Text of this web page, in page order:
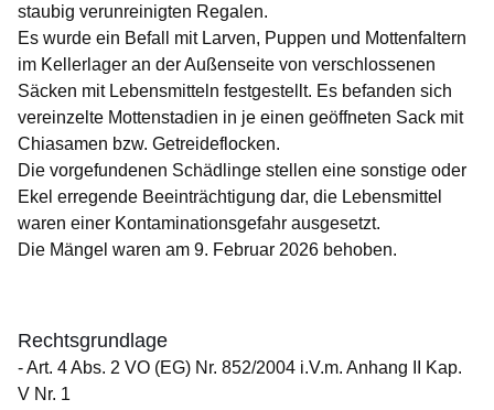
staubig verunreinigten Regalen.
Es wurde ein Befall mit Larven, Puppen und Mottenfaltern
im Kellerlager an der Außenseite von verschlossenen
Säcken mit Lebensmitteln festgestellt. Es befanden sich
vereinzelte Mottenstadien in je einen geöffneten Sack mit
Chiasamen bzw. Getreideflocken.
Die vorgefundenen Schädlinge stellen eine sonstige oder
Ekel erregende Beeinträchtigung dar, die Lebensmittel
waren einer Kontaminationsgefahr ausgesetzt.
Die Mängel waren am 9. Februar 2026 behoben.
Rechtsgrundlage
- Art. 4 Abs. 2 VO (EG) Nr. 852/2004 i.V.m. Anhang II Kap.
V Nr. 1